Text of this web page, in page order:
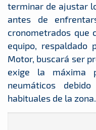
terminar de ajustar
antes de
cronometrados que
equipo, respaldado
Motor, buscará ser
exige la máxima
neumáticos
habituales de la zona.